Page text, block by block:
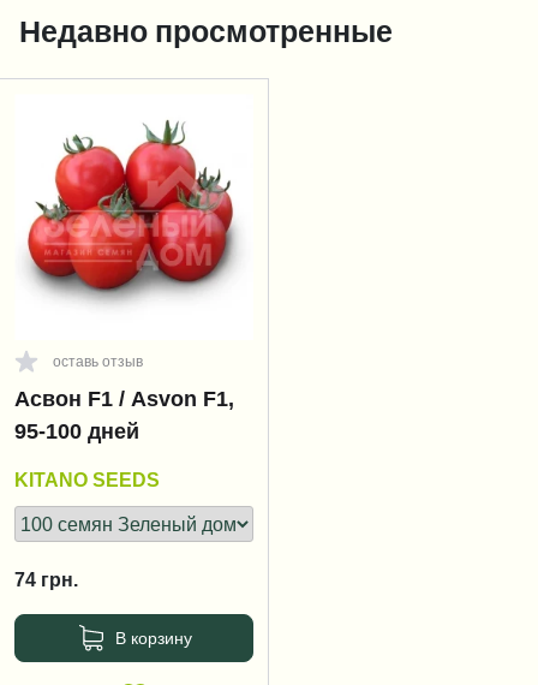
Недавно просмотренные
оставь отзыв
Асвон F1 / Asvon F1,
95-100 дней
KITANO SEEDS
74 грн.
В корзину